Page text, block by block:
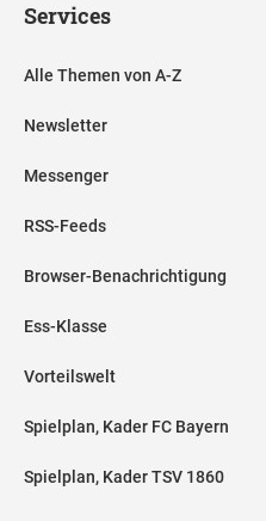
Services
Alle Themen von A-Z
Newsletter
Messenger
RSS-Feeds
Browser-Benachrichtigung
Ess-Klasse
Vorteilswelt
Spielplan, Kader FC Bayern
Spielplan, Kader TSV 1860